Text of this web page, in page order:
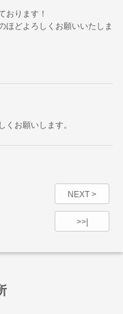
おります！
ほどよろしくお願いいたしま
くお願いします。
NEXT >
>>|